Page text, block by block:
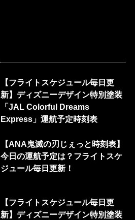
【フライトスケジュール毎日更
新】ディズニーデザイン特別塗装
「JAL Colorful Dreams
Express」運航予定時刻表
【ANA鬼滅の刃じぇっと時刻表】
今日の運航予定は？フライトスケ
ジュール毎日更新！
【フライトスケジュール毎日更
新】ディズニーデザイン特別塗装